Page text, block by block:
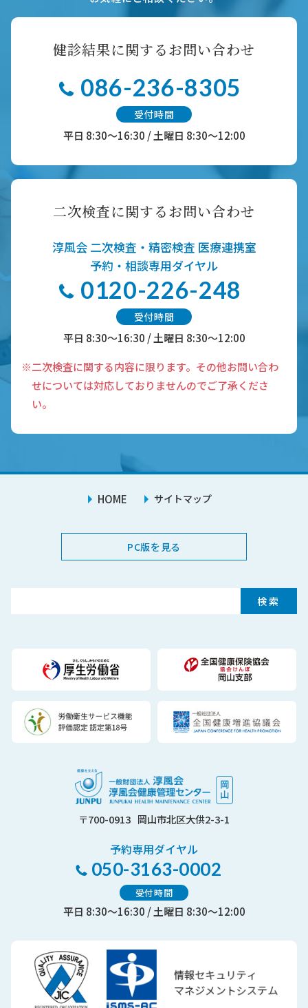
健診結果に関するお問い合わせ
086-236-8305
受付時間
平日 8:30～16:30 / 土曜日 8:30～12:00
二次検査に関するお問い合わせ
淳風会 二次検査・精密検査 医療連携室
予約・相談専用ダイヤル
0120-226-248
受付時間
平日 8:30～16:30 / 土曜日 8:30～12:00
※二次検査に関する内容に限ります。その他お問い合わ
せについては対応しておりませんのでご了承くださ
い。
HOME サイトマップ
PC版を見る
〒700-0913 岡山市北区大供2-3-1
予約専用ダイヤル
050-3163-0002
受付時間
平日 8:30～16:30 / 土曜日 8:30～12:00